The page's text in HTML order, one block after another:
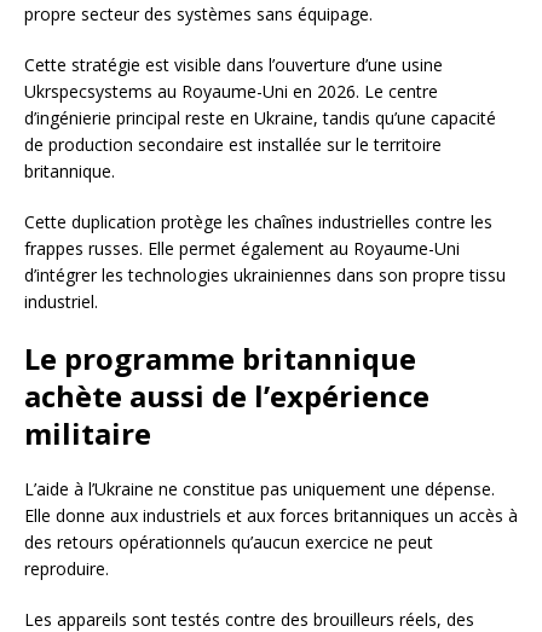
propre secteur des systèmes sans équipage.
Cette stratégie est visible dans l’ouverture d’une usine
Ukrspecsystems au Royaume-Uni en 2026. Le centre
d’ingénierie principal reste en Ukraine, tandis qu’une capacité
de production secondaire est installée sur le territoire
britannique.
Cette duplication protège les chaînes industrielles contre les
frappes russes. Elle permet également au Royaume-Uni
d’intégrer les technologies ukrainiennes dans son propre tissu
industriel.
Le programme britannique
achète aussi de l’expérience
militaire
L’aide à l’Ukraine ne constitue pas uniquement une dépense.
Elle donne aux industriels et aux forces britanniques un accès à
des retours opérationnels qu’aucun exercice ne peut
reproduire.
Les appareils sont testés contre des brouilleurs réels, des